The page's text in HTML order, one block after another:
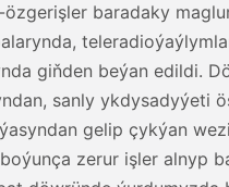
özgerişler baradaky
giňden beýan edildi.
sanly ykdysadyýeti
gelip çykýan
zerur işler alnyp